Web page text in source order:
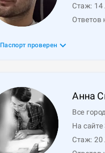
Стаж: 14
Ответов
Паспорт проверен
Анна
Все
На сайте
Стаж: 20